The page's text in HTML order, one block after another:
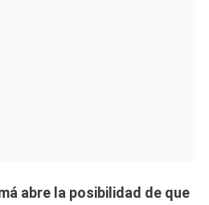
abre la posibilidad de que